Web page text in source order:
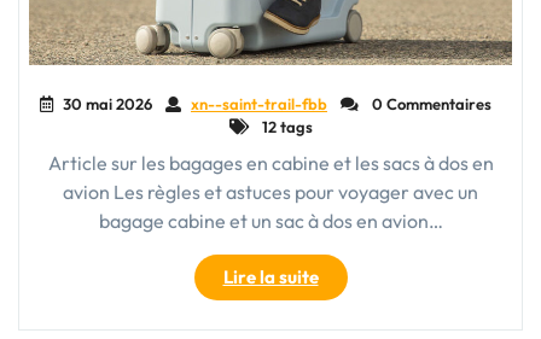
30 mai 2026 xn--saint-trail-fbb
0 Commentaires
12 tags
Article sur les bagages en cabine et les sacs à dos en
avion Les règles et astuces pour voyager avec un
bagage cabine et un sac à dos en avion…
Lire la suite"Conseils
pour
voyager